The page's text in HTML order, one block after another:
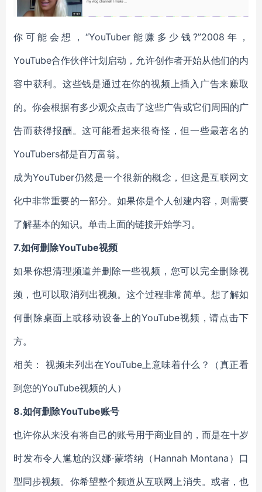
你可能会想，“YouTuber能赚多少钱?”2008年，
YouTube合作伙伴计划启动，允许创作者开始从他们的内
容中获利。这些钱是通过在你的视频上插入广告来赚取
的。你会根据有多少观众点击了这些广告或它们周围的广
告而获得报酬。这可能看起来很奇怪，但一些最著名的
YouTubers都是百万富翁。
成为YouTuber仍然是一个很新的概念，但这是互联网文
化中非常重要的一部分。如果你是个人创建内容，则需要
了解基本的知识。单击上面的链接开始学习。
7.如何删除YouTube视频
如果你想清理频道并删除一些视频，您可以完全删除视
频，也可以取消列出视频。这个过程非常简单。想了解如
何删除桌面上或移动设备上的YouTube视频，请点击下
方。
相关： 视频未列出在YouTube上意味着什么？（真正看
到您的YouTube视频的人）
8.如何删除YouTube账号
也许你从来没有将自己的账号用于商业目的，而是在十岁
时发布令人尴尬的汉娜·蒙塔纳（Hannah Montana）口
型同步视频。你希望整个频道从互联网上消失。或者，也